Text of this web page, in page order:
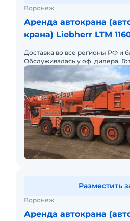
Воронеж
Аренда автокрана
крана) Liebherr LTM
Доставка во все регионы РФ и
Обслуживалась у оф. дилера.
Воронеж
Аренда автокрана
Разместить